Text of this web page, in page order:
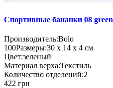
Спортивные бананки 08 green
Производитель:Bolo
100Размеры:30 х 14 х 4 см
Цвет:зеленый
Материал верха:Текстиль
Количество отделений:2
422 грн